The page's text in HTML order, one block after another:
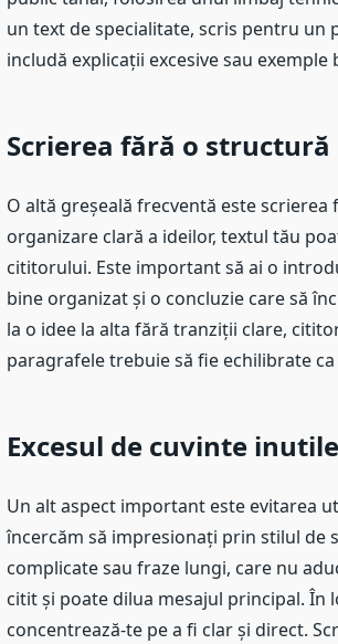
un text de specialitate, scris pentru
includă explicații excesive sau exemple
Scrierea fără o structură
O altă greșeală frecventă este
organizare clară a ideilor, textul tău
cititorului. Este important să ai o
bine organizat și o concluzie care să
la o idee la alta fără tranziții clare,
paragrafele trebuie să fie echilibrate
Excesul de cuvinte inutile
Un alt aspect important este evitarea
încercăm să impresionați prin stilul de
complicate sau fraze lungi, care nu
citit și poate dilua mesajul principal. În
concentrează-te pe a fi clar și direct.